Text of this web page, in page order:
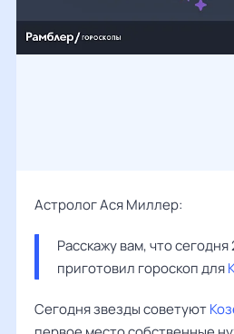
Астролог Ася Миллер:
Расскажу вам, что
приготовил гороскоп для
Сегодня звезды советуют